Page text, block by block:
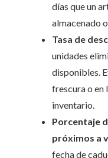
días que un
almacenado
Tasa de
unidades
disponibles.
frescura o en
inventario.
Porcentaje
próximos a
fecha de